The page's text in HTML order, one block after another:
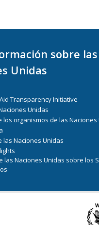
sobre las
Unidas
Transparency Initiative
Unidas
los organismos de las Naciones
las Naciones Unidas
las Naciones Unidas sobre los